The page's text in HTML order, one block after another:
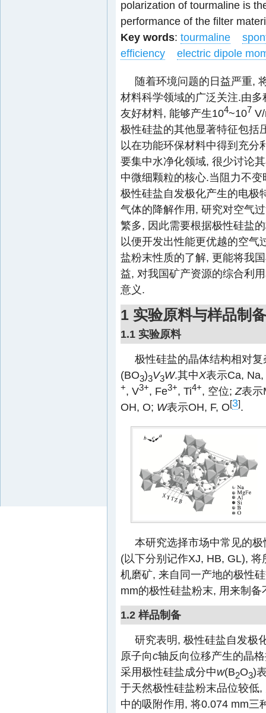
polarization of tourmaline is
performance of the filter
Key words: tourmaline
efficiency
electric dipole
随着环境问题的日益严重,
材料科学领域的广泛关注.由
友好材料, 能够产生104~107
极性硅盐的其他显著特征包括
以在功能环保材料中得到充分
要集中水净化领域, 很少讨论
中微细颗粒的核心.当阻力不
极性硅盐自发极化产生的电极
气体的降解作用, 研究对空气
繁多, 因此需要根据极性硅盐
以便开发出性能更优越的空气
盐粉末性质的了解, 更能将我
益, 对我国矿产资源的综合利
意义.
1 实验原料与样品制备
1.1 实验原料
极性硅盐的晶体结构相对复
(BO3)3V3W.其中X表示Ca,
+, V3+, Fe3+, Ti4+, 空位; Z表示
OH, O; W表示OH, F, O[3].
本研究选择市场中常见的
(以下分别记作XJ, HB, GL),
机磨矿, 来自同一产地的极性
mm的极性硅盐粉末, 用来制
1.2 样品制备
研究表明, 极性硅盐自发极
原子向c轴反向位移产生的晶
采用极性硅盐成分中w(B2O3)
于天然极性硅盐粉末品位较低
中的吸附作用, 将0.074 mm三